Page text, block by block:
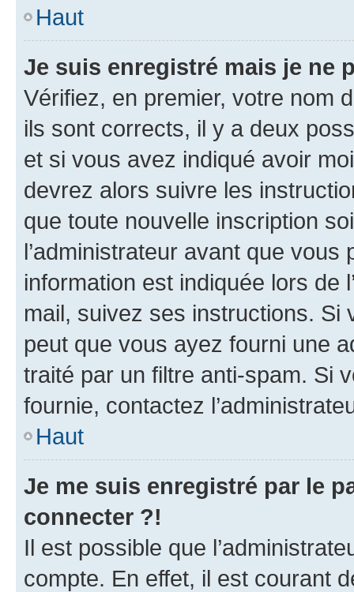
Haut
Je suis enregistré mais je ne
Vérifiez, en premier, votre nom
ils sont corrects, il y a deux
et si vous avez indiqué avoir
devrez alors suivre les
que toute nouvelle inscription
l’administrateur avant que
information est indiquée lors de
mail, suivez ses instructions. Si
peut que vous ayez fourni une
traité par un filtre anti-spam. Si
fournie, contactez
Haut
Je me suis enregistré par le
connecter ?!
Il est possible que
compte. En effet, il est courant